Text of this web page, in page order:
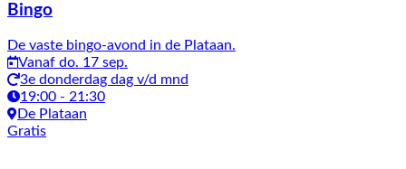
Bingo
De vaste bingo-avond in de Plataan.
Vanaf do. 17 sep.
3e donderdag dag v/d mnd
19:00 - 21:30
De Plataan
Gratis